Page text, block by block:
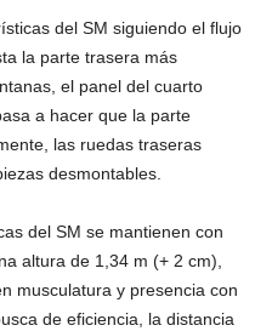
del SM siguiendo el flujo
la parte trasera más
el panel del cuarto
a hacer que la parte
las ruedas traseras
desmontables.
del SM se mantienen con
altura de 1,34 m (+ 2 cm),
musculatura y presencia con
de eficiencia, la distancia